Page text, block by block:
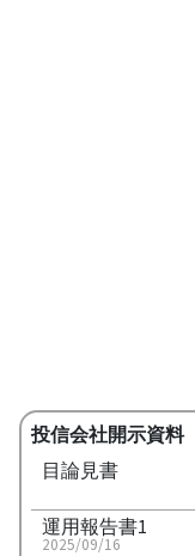
投信会社開示資料
目論見書
運用報告書1
2025/09/16